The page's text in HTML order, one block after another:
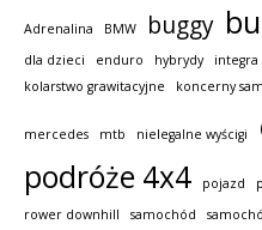
Adrenalina BMW buggy
dla dzieci
enduro hybrydy integra
kolarstwo grawitacyjne
koncerny
mercedes mtb nielegalne wyścigi
podróże 4x4 pojazd
rower downhill
samochód